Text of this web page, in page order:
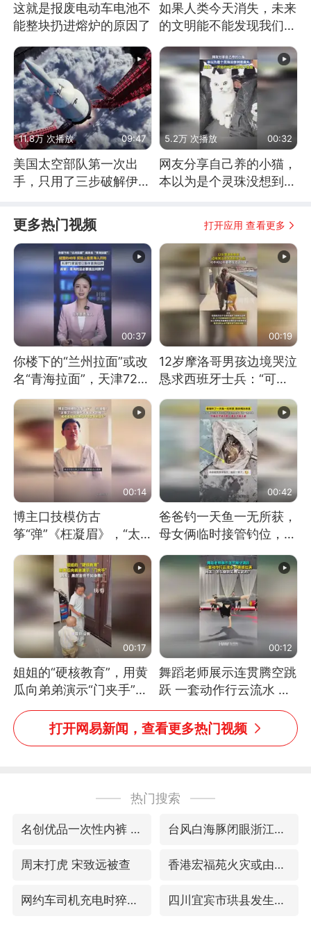
这就是报废电动车电池不
能整块扔进熔炉的原因了
如果人类今天消失，未来
的文明能不能发现我们存
11.8万 次播放 09:47
美国太空部队第一次出
手，只用了三步破解伊朗
5.2万 次播放 00:32
网友分享自己养的小猫，
本以为是个灵珠没想到是
更多热门视频 打开应用 查看更多
00:37
你楼下的“兰州拉面”或改
名“青海拉面”，天津72家
面馆已集体更换招牌
00:19
12岁摩洛哥男孩边境哭泣
恳求西班牙士兵：“可不
可以不要把我遣返回国”
00:14
博主口技模仿古
筝“弹”《枉凝眉》，“太
像了～你是吃古筝长大的
吗？”“或将成为首位考级
不带古筝的选手。”（来
源：新华每日电讯）
00:42
爸爸钓一天鱼一无所获，
母女俩临时接管钓位，用
玩具鱼竿钓上大鱼
00:17
姐姐的“硬核教育”，用黄
瓜向弟弟演示“门夹手”，
网友：果然言传不如身
教！
00:12
舞蹈老师展示连贯腾空跳
跃 一套动作行云流水 节
奏感拉满 网友：怎么做
到又舞又武的？
打开网易新闻，查看更多热门视频
热门搜索
名创优品一次性内裤 颜面尽失 台风白海豚闭眼浙江上海处于危险半圆
周末打虎 宋致远被查 香港宏福苑火灾或由烟头引起
网约车司机充电时猝死保险拒赔 四川宜宾市珙县发生3.4级地震